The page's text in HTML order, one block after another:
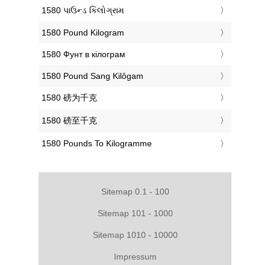
‎1580 પાઉન્ડ કિલોગ્રામ
‎1580 Pound Kilogram
‎1580 Фунт в кілограм
‎1580 Pound Sang Kilôgam
‎1580 磅为千克
‎1580 磅至千克
‎1580 Pounds To Kilogramme
Sitemap 0.1 - 100
Sitemap 101 - 1000
Sitemap 1010 - 10000
Impressum